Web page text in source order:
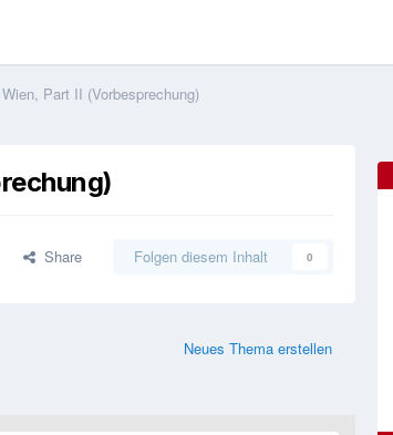
Part II (Vorbesprechung)
Share Folgen diesem Inhalt 0
Neues Thema erstellen